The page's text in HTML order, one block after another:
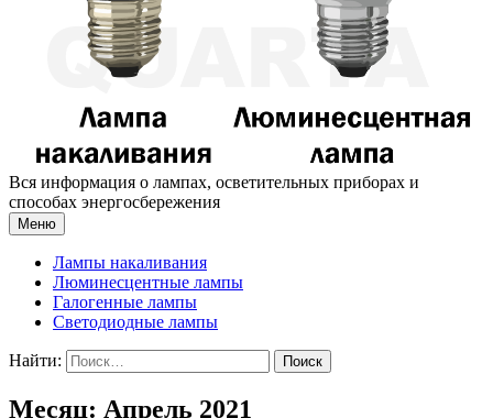
Вся информация о лампах, осветительных приборах и
способах энергосбережения
Меню
Лампы накаливания
Люминесцентные лампы
Галогенные лампы
Светодиодные лампы
Найти:
Месяц: Апрель 2021